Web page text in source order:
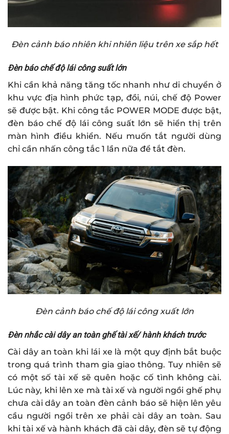
Đèn cảnh báo nhiên khi nhiên liệu trên xe sắp hết
Đèn báo chế độ lái công suất lớn
Khi cần khả năng tăng tốc nhanh như di chuyển ở
khu vực địa hình phức tạp, đồi, núi, chế độ Power
sẽ được bật. Khi công tắc POWER MODE được bật,
đèn báo chế độ lái công suất lớn sẽ hiển thị trên
màn hình điều khiển. Nếu muốn tắt người dùng
chỉ cần nhấn công tắc 1 lần nữa để tắt đèn.
Đèn cảnh báo chế độ lái công xuất lớn
Đèn nhắc cài dây an toàn ghế tài xế/ hành khách trước
Cài dây an toàn khi lái xe là một quy định bắt buộc
trong quá trình tham gia giao thông. Tuy nhiên sẽ
có một số tài xế sẽ quên hoặc cố tình không cài.
Lúc này, khi lên xe mà tài xế và người ngồi ghế phụ
chưa cài dây an toàn đèn cảnh báo sẽ hiện lên yêu
cầu người ngồi trên xe phải cài dây an toàn. Sau
khi tài xế và hành khách đã cài dây, đèn sẽ tự động